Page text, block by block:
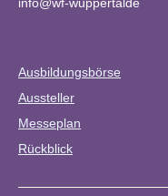
Ausbildungsbörse
Aussteller
Messeplan
Rückblick